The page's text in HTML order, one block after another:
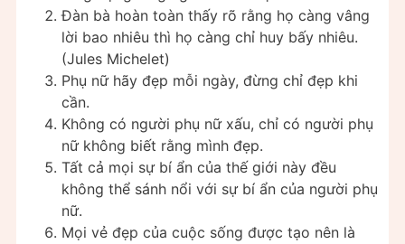
Đàn bà hoàn toàn thấy rõ rằng họ càng vâng
lời bao nhiêu thì họ càng chỉ huy bấy nhiêu.
(Jules Michelet)
Phụ nữ hãy đẹp mỗi ngày, đừng chỉ đẹp khi
cần.
Không có người phụ nữ xấu, chỉ có người phụ
nữ không biết rằng mình đẹp.
Tất cả mọi sự bí ẩn của thế giới này đều
không thể sánh nổi với sự bí ẩn của người phụ
nữ.
Mọi vẻ đẹp của cuộc sống được tạo nên là